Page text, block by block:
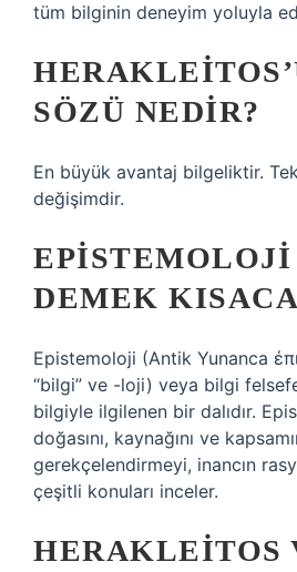
tüm bilginin deneyim yoluyla
SÖZÜ NEDIR?
En büyük avantaj bilgeliktir.
değişimdir.
EPISTEMOLOJI
DEMEK
Epistemoloji (Antik Yunanca
“bilgi” ve -loji) veya bilgi
bilgiyle ilgilenen bir dalıdır.
doğasını, kaynağını ve
gerekçelendirmeyi, inancın
çeşitli konuları inceler.
HERAKLEITOS